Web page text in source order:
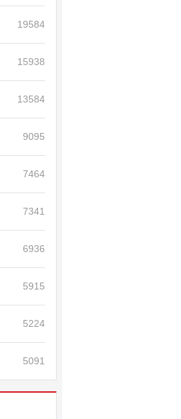
19584
15938
13584
9095
7464
7341
6936
5915
5224
5091